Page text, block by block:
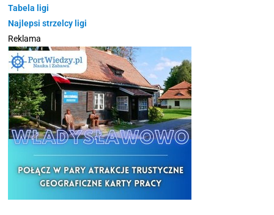
Tabela ligi
Najlepsi strzelcy ligi
Reklama